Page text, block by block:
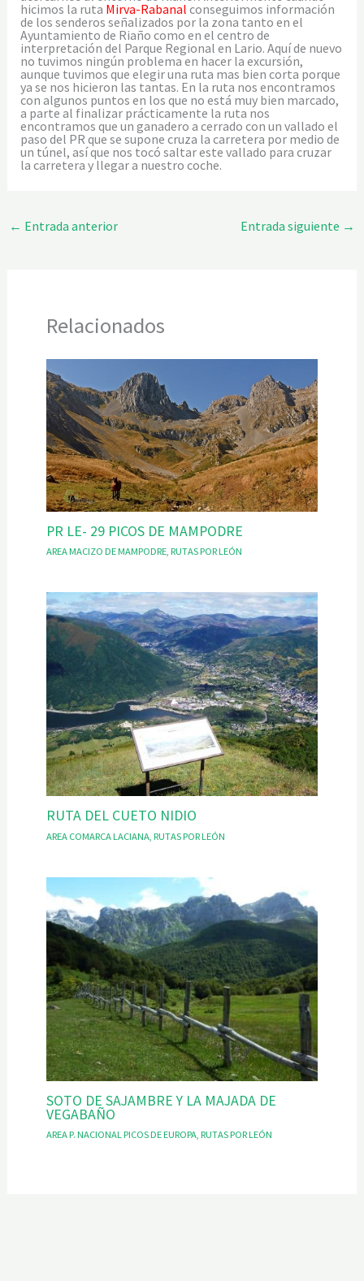
hicimos la ruta Mirva-Rabanal conseguimos información
de los senderos señalizados por la zona tanto en el
Ayuntamiento de Riaño como en el centro de
interpretación del Parque Regional en Lario. Aquí de nuevo
no tuvimos ningún problema en hacer la excursión,
aunque tuvimos que elegir una ruta mas bien corta porque
ya se nos hicieron las tantas. En la ruta nos encontramos
con algunos puntos en los que no está muy bien marcado,
a parte al finalizar prácticamente la ruta nos
encontramos que un ganadero a cerrado con un vallado el
paso del PR que se supone cruza la carretera por medio de
un túnel, así que nos tocó saltar este vallado para cruzar
la carretera y llegar a nuestro coche.
← Entrada anterior Entrada siguiente →
Relacionados
PR LE- 29 PICOS DE MAMPODRE
AREA MACIZO DE MAMPODRE, RUTAS POR LEÓN
RUTA DEL CUETO NIDIO
AREA COMARCA LACIANA, RUTAS POR LEÓN
SOTO DE SAJAMBRE Y LA MAJADA DE
VEGABAÑO
AREA P. NACIONAL PICOS DE EUROPA, RUTAS POR LEÓN